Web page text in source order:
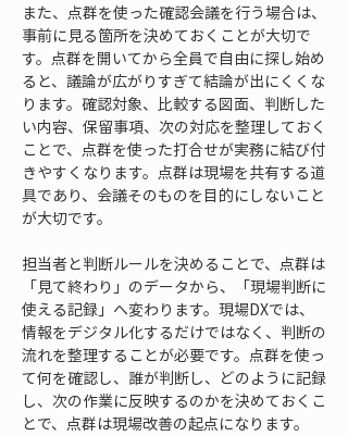
また、点群を使った確認会議を行う場合は、
事前に見る箇所を決めておくことが大切で
す。点群を開いてから全員で自由に探し始め
ると、議論が広がりすぎて結論が出にくくな
ります。確認対象、比較する図面、判断した
い内容、保留事項、次の対応を整理しておく
ことで、点群を使った打合せが実務に結び付
きやすくなります。点群は現場を共有する道
具であり、会議そのものを目的にしないこと
が大切です。
担当者と判断ルールを決めることで、点群は
「見て終わり」のデータから、「現場判断に
使える記録」へ変わります。現場DXでは、
情報をデジタル化するだけではなく、判断の
流れを整理することが必要です。点群を使っ
て何を確認し、誰が判断し、どのように記録
し、次の作業に反映するのかを決めておくこ
とで、点群は現場改善の起点になります。